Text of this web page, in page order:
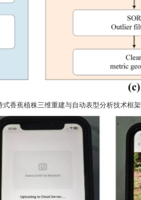
式香蕉植株三维重建与自动表型分析技术框架